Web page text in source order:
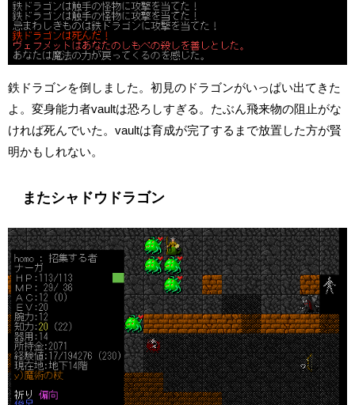
鉄ドラゴンを倒しました。初見のドラゴンがいっぱい出てきた
よ。変身能力者vaultは恐ろしすぎる。たぶん飛来物の阻止がな
ければ死んでいた。vaultは育成が完了するまで放置した方が賢
明かもしれない。
またシャドウドラゴン